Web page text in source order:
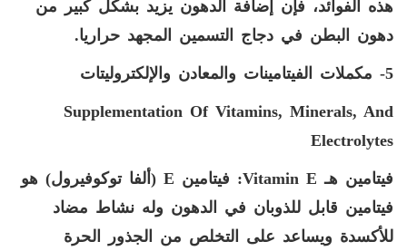
هذه الفوائد، فإن إضافة الدهون يزيد بشكل كبير من
دهون البطن في دجاج التسمين المجهد حراريا.
5- مكملات الفيتامينات والمعادن والإلكتروليتات
Supplementation Of Vitamins, Minerals, And
Electrolytes
فيتامين هـ Vitamin E: فيتامين E (ألفا توكوفيرول) هو
فيتامين قابل للذوبان في الدهون وله نشاط مضاد
للأكسدة ويساعد على التخلص من الجذور الحرة